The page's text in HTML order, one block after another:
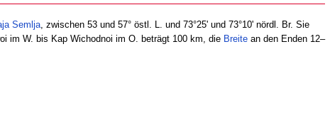
Semlja, zwischen 53 und 57° östl. L. und 73°25' und 73°10' nördl. Br. Sie
im W. bis Kap Wichodnoi im O. beträgt 100 km, die Breitean den Enden 12–